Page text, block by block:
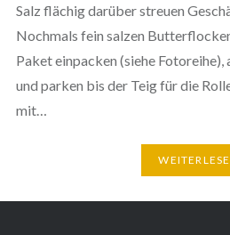
Salz flächig darüber streuen
Nochmals fein salzen
Paket einpacken (siehe
und parken bis der Teig für die
mit…